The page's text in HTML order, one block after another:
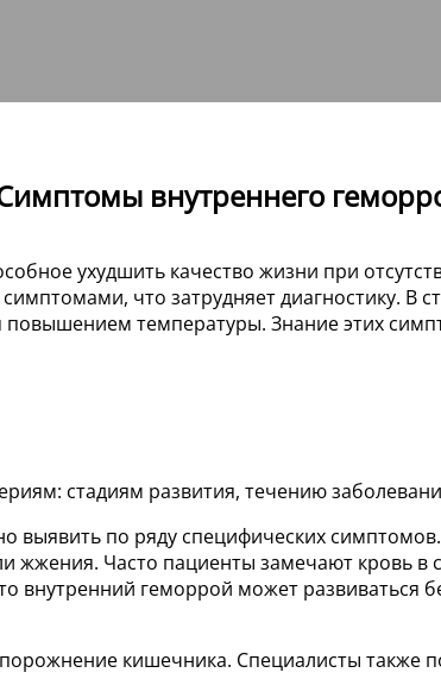
внутреннего
ухудшить качество жизни при
что затрудняет диагностику. В
температуры. Знание этих
стадиям развития, течению
по ряду специфических
жжения. Часто пациенты замечают кровь в
внутренний геморрой может развиваться
кишечника. Специалисты также